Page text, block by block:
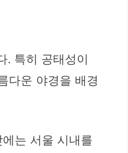
. 특히 공태성이
다운 야경을 배경
는 서울 시내를